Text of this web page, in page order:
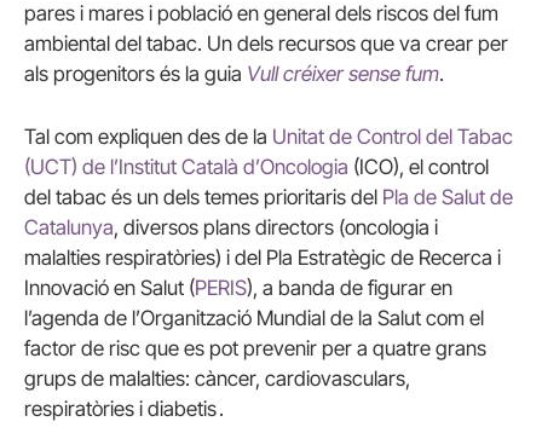
pares i mares i població en general dels riscos del fum
ambiental del tabac. Un dels recursos que va crear per
als progenitors és la guia Vull créixer sense fum.
Tal com expliquen des de la Unitat de Control del Tabac
(UCT) de l’Institut Català d’Oncologia (ICO), el control
del tabac és un dels temes prioritaris del Pla de Salut de
Catalunya, diversos plans directors (oncologia i
malalties respiratòries) i del Pla Estratègic de Recerca i
Innovació en Salut (PERIS), a banda de figurar en
l’agenda de l’Organització Mundial de la Salut com el
factor de risc que es pot prevenir per a quatre grans
grups de malalties: càncer, cardiovasculars,
respiratòries i diabetis .